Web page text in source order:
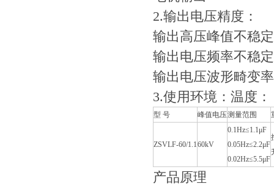
2.输出电压精度：
输出高压峰值不稳
输出电压频率不稳
输出电压波形畸变
3.使用环境：温度
型 号 峰值电压测量范围
ZSVLF-60/1.160kV
0.1Hz≤1.1μF
0.05Hz≤2.2μF
0.02Hz≤5.5μF
产品原理